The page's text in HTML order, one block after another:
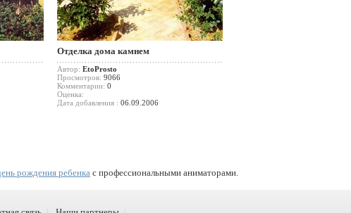
Отделка дома камнем
Автор: EtoProsto
Просмотров: 9066
Комментарии: 0
Оценка:
Дата добавления : 06.09.2006
рождения ребенка с профессиональными аниматорами.